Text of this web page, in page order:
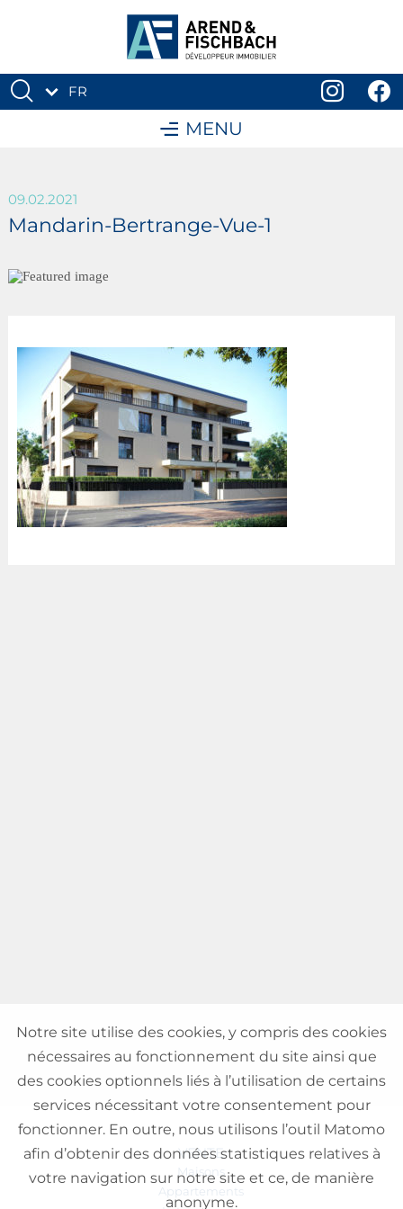
FR
MENU
09.02.2021
Mandarin-Bertrange-Vue-1
VENTE
Maisons
Appartements
Notre site utilise des cookies, y compris des cookies
nécessaires au fonctionnement du site ainsi que
des cookies optionnels liés à l’utilisation de certains
services nécessitant votre consentement pour
fonctionner. En outre, nous utilisons l’outil Matomo
afin d’obtenir des données statistiques relatives à
votre navigation sur notre site et ce, de manière
anonyme.